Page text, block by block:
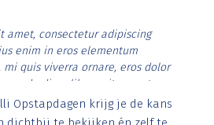
amet, consectetur adipiscing
enim in eros elementum
mi quis viverra ornare, eros dolor
diam libero vitae erat.
et justo cursus id rutrum lorem
vitae risus tristique posuere.
Opstapdagen krijg je de kans